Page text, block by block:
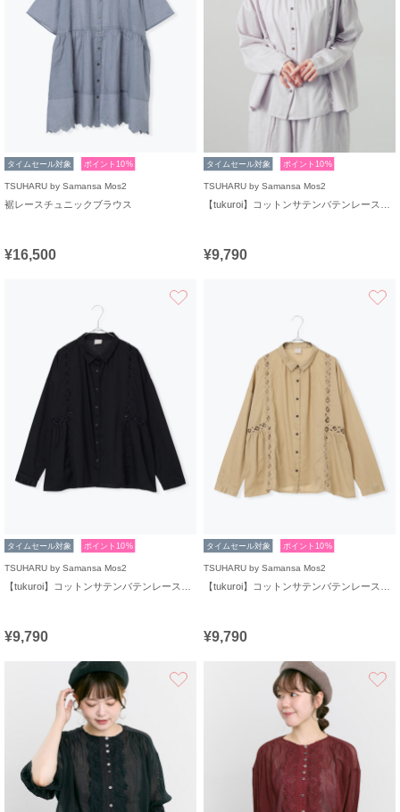
タイムセール対象 ポイント10%
TSUHARU by Samansa Mos2
裾レースチュニックブラウス
¥16,500
タイムセール対象 ポイント10%
TSUHARU by Samansa Mos2
¥9,790
タイムセール対象 ポイント10%
TSUHARU by Samansa Mos2
¥9,790
タイムセール対象 ポイント10%
TSUHARU by Samansa Mos2
¥9,790